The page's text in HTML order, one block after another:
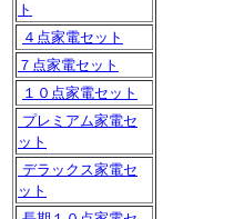
ト
４点家電セット
７点家電セット
１０点家電セット
プレミアム家電セ
ット
デラックス家電セ
ット